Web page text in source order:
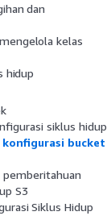
dan
kelas
hidup
siklus hidup
konfigurasi bucket
S3
Siklus Hidup